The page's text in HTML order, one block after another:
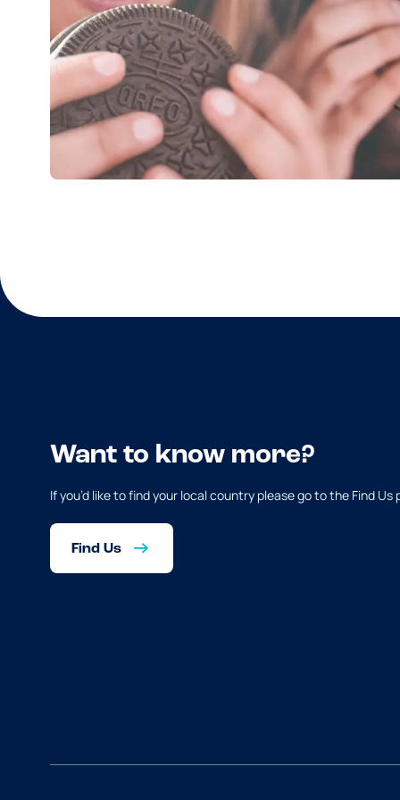
Want to know more?
If you’d like to find your local country please go to the Find Us
Find Us